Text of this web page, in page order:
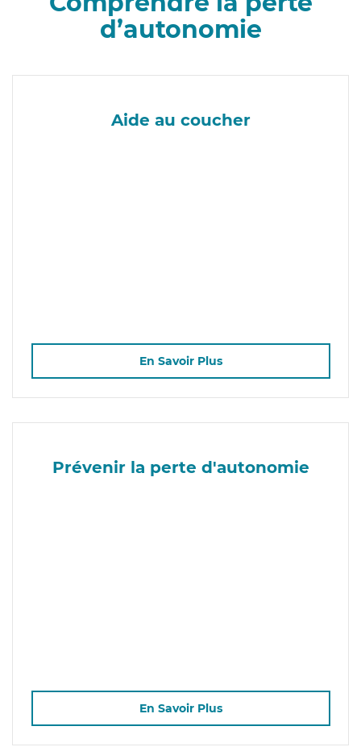
d’autonomie
Aide au coucher
En Savoir Plus
Prévenir la perte d'autonomie
En Savoir Plus